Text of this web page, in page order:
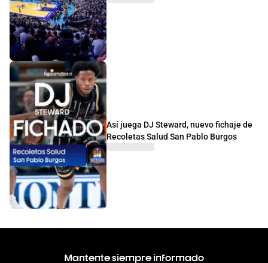
Así juega DJ Steward, nuevo fichaje de
Recoletas Salud San Pablo Burgos
Mantente siempre informado